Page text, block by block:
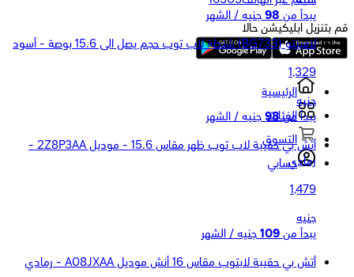
يبدأ من 98 جنيه / الشهر
لافينتو (BG733) شنطة لاب توب حجم يصل الى 15.6 بوصة - أسود
1,329
جنيه
يبدأ من 98 جنيه / الشهر
أتش بي حقيبة لاب توب ظهر مقاس 15.6 - موديل 2Z8P3AA -
رمادي
1,479
جنيه
يبدأ من 109 جنيه / الشهر
أتش بي حقيبة لابتوب مقاس 16 أنش موديل A08JXAA - رمادي
قم بتنزيل ابليكيشن حالا
الرئيسية
الفئات
التسوق
حسابي